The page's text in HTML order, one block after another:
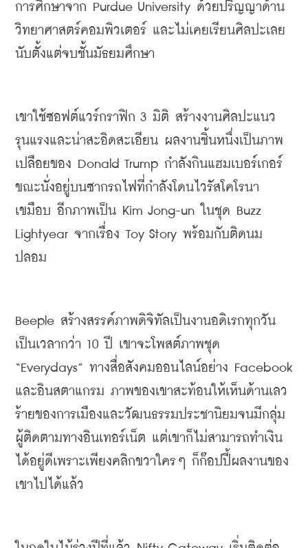
การศึกษาจาก
Purdue University ด้วยปริญญาด้าน
วิทยาศาสตร์คอมพิวเตอร์ และไม่เคยเรียนศิลปะเลย
นับตั้งแต่จบชั้นมัธยมศึกษา
เขาใช้ซอฟต์แวร์กราฟิก 3 มิติ สร้างงานศิลปะแนว
รุนแรงและน่าสะอิดสะเอียน ผลงานชิ้นหนึ่งเป็นภาพ
เปลือยของ
Donald Trump กำลังกินแฮมเบอร์เกอร์
ขณะนั่งอยู่บนซากรถไฟที่กำลังโดน ไวรัสโคโรนา
เขมือบ อีกภาพเป็น Kim Jong-un ในชุด
Lightyear จากเรื่อง Toy Story พร้อมกับติดนม
ปลอม
Beeple สร้างสรรค์ภาพดิจิทัลเป็นงานอดิเรกทุกวัน
เป็นเวลากว่า 10 ปี เขาจะโพสต์
“Everydays” ทางสื่อสังคมออนไลน์อย่าง
Facebook
และอินสตาแกรม ภาพของเขาสะท้อนให้เห็นด้านเลว
ร้ายของการเมืองและวัฒนธรรมประชานิยมจนมีกลุ่ม
ผู้ติดตามทางอินเทอร์เน็ต แต่เขาก็ไม่สามารถทำเงิน
ได้อยู่ดีเพราะเพียงคลิกขวาใครๆ ก็ก๊อปปี้ผลงานของ
เขาไปได้แล้ว